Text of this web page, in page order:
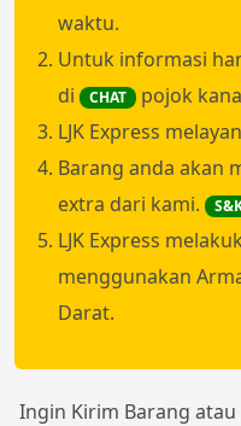
waktu.
Untuk informasi
di
CHAT
pojok
LJK Express
Barang anda akan
extra dari kami.
LJK Express
menggunakan
Darat.
Ingin Kirim Barang